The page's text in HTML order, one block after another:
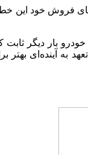
مدیران خودرو در زمینه
بار دیگر
به آینده‌ای